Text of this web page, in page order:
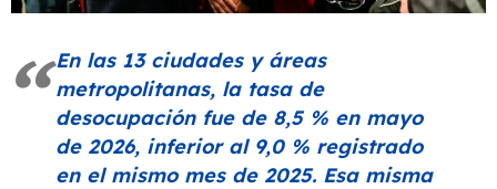
En las 13 ciudades y áreas
metropolitanas, la tasa de
desocupación fue de 8,5 % en mayo
de 2026, inferior al 9,0 % registrado
en el mismo mes de 2025. Esa misma